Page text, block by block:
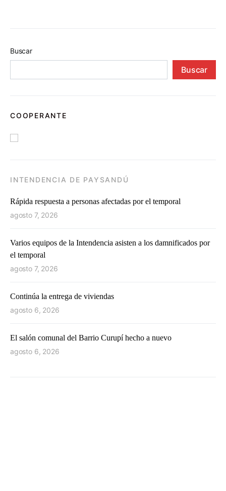
Buscar
Buscar
COOPERANTE
INTENDENCIA DE PAYSANDÚ
Rápida respuesta a personas afectadas por el temporal
agosto 7, 2026
Varios equipos de la Intendencia asisten a los damnificados por
el temporal
agosto 7, 2026
Continúa la entrega de viviendas
agosto 6, 2026
El salón comunal del Barrio Curupí hecho a nuevo
agosto 6, 2026